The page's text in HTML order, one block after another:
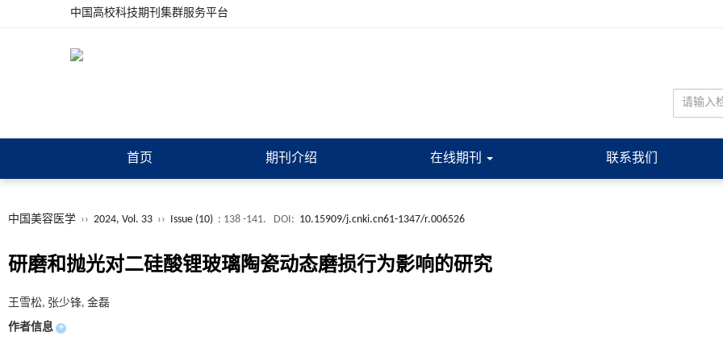
中国高校科技期刊集群服务平台
首页 期刊介绍 在线期刊 联系我们
中国美容医学 ›› 2024, Vol. 33 ›› Issue (10) : 138 -141. DOI: 10.15909/j.cnki.cn61-1347/r.006526
研磨和抛光对二硅酸锂玻璃陶瓷动态磨损行为影响的研究
王雪松, 张少锋, 金磊
作者信息 +